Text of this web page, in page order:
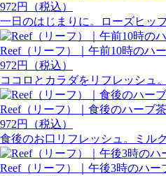
972円（税込）
一日のはじまりに。ローズヒッ
Reef（リーフ）｜午前10時のハ
972円（税込）
ココロとカラダをリフレッシュ
Reef（リーフ）｜食後のハーブ
972円（税込）
食後のお口リフレッシュ。ミル
Reef（リーフ）｜午後3時のハ